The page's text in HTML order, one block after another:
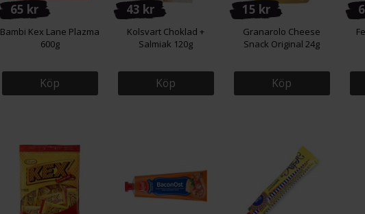
65 kr
Bambi Kex Lane Plazma
600g
Köp
43 kr
Kolsvart Choklad +
Salmiak 120g
Köp
15 kr
Granarolo Cheese
Snack Original 24g
Köp